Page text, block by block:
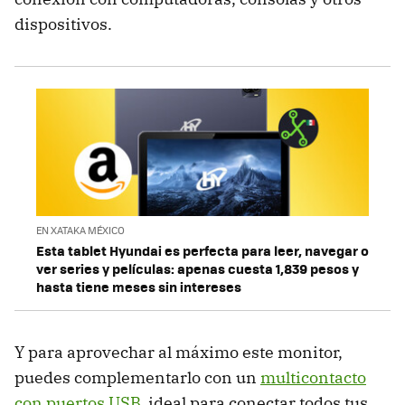
dispositivos.
EN XATAKA MÉXICO
Esta tablet Hyundai es perfecta para leer, navegar o
ver series y películas: apenas cuesta 1,839 pesos y
hasta tiene meses sin intereses
Y para aprovechar al máximo este monitor,
puedes complementarlo con un multicontacto